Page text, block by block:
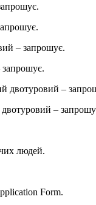
– запрошує.
двотуровий –
–
людей.
Form.